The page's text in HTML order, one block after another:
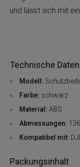
und lässt sich mit
Technische Daten
Modell:
Farbe: schwarz
Material : ABS
Abmessungen:
Kompatibel mit:
Packungsinhalt